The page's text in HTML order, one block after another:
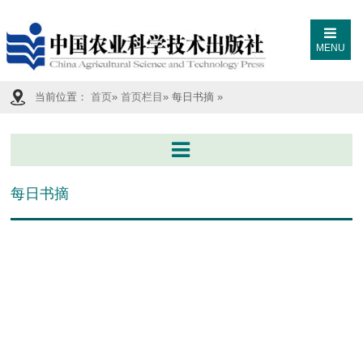
MENU
当前位置：首页»首页栏目» 每日书摘 »
每日书摘